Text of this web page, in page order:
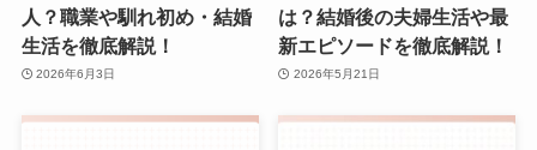
人？職業や馴れ初め・結婚
生活を徹底解説！
2026年6月3日
は？結婚後の夫婦生活や最
新エピソードを徹底解説！
2026年5月21日